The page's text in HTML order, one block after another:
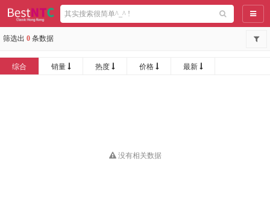
导航
筛选出 0 条数据
综合 销量 热度 价格 最新
没有相关数据